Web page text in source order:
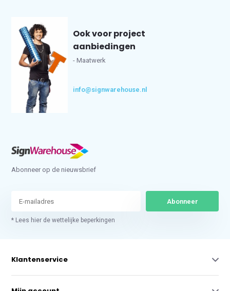
Ook voor project
aanbiedingen
- Maatwerk
info@signwarehouse.nl
Abonneer op de nieuwsbrief
Abonneer
* Lees hier de wettelijke beperkingen
Klantenservice